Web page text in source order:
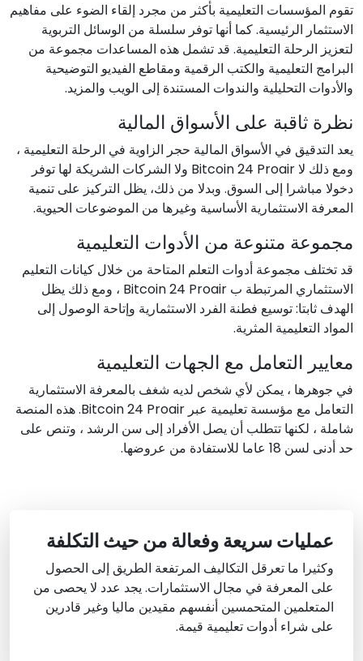
تقوم المؤسسات التعليمية بأكثر من مجرد إلقاء الضوء على مفاهيم
الاستثمار الرئيسية. كما أنها توفر سلسلة من الوسائل التربوية
لتعزيز الرحلة التعليمية. قد تشمل هذه المساعدات مجموعة من
البرامج التعليمية والكتب الرقمية ومقاطع الفيديو التوضيحية
والأدوات التحليلية والندوات المستندة إلى الويب والمزيد.
نظرة ثاقبة على الأسواق المالية
يعد التدقيق في الأسواق المالية حجر الزاوية في الرحلة التعليمية ،
ومع ذلك لا Bitcoin 24 Proair ولا الشركات الشريكة لها توفر
دخولا مباشرا إلى السوق. وبدلا من ذلك، يظل التركيز على تنمية
المعرفة الاستثمارية الأساسية وغيرها من الموضوعات الحيوية.
مجموعة متنوعة من الأدوات التعليمية
قد تختلف مجموعة أدوات التعلم المتاحة من خلال كيانات التعليم
الاستثماري المرتبطة ب Bitcoin 24 Proair ، ومع ذلك يظل
الهدف ثابتا: توسيع فطنة الفرد الاستثمارية وإتاحة الوصول إلى
المواد التعليمية المثرية.
معايير التعامل مع الجهات التعليمية
في جوهرها ، يمكن لأي شخص لديه شغف بالمعرفة الاستثمارية
التعامل مع مؤسسة تعليمية عبر Bitcoin 24 Proair. هذه المنصة
شاملة ، لكنها تتطلب أن يصل الأفراد إلى سن الرشد ، وتنص على
حد أدنى لسن 18 عاما للاستفادة من عروضها.
عمليات سريعة وفعالة من حيث التكلفة
وكثيرا ما تعرقل التكاليف المرتفعة الطريق إلى الحصول
على المعرفة في مجال الاستثمارات. يجد عدد لا يحصى من
المتعلمين المتحمسين أنفسهم مقيدين ماليا وغير قادرين
على شراء أدوات تعليمية قيمة.